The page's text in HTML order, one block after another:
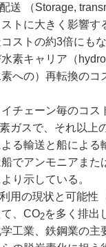
送 （Storage,
トに大きく影響す
ストの約3倍にも
素キャリア（
への）再転換の
チェーン毎のコス
ガスで、それ以
る輸送と船によ
でアンモニアま
り示している。
用の現状と可能性
、CO2を多く排出
工業、鉄鋼業の